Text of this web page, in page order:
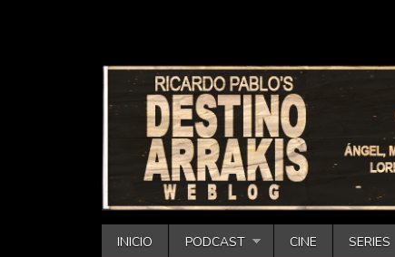
INICIO PODCAST CINE SERIES